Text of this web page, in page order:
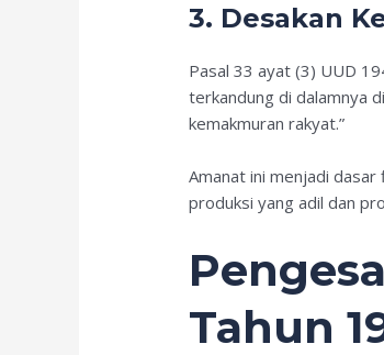
3. Desakan
Pasal 33 ayat (3) UUD
terkandung di dalamnya
kemakmuran rakyat.”
Amanat ini menjadi
produksi yang adil dan
Tahun